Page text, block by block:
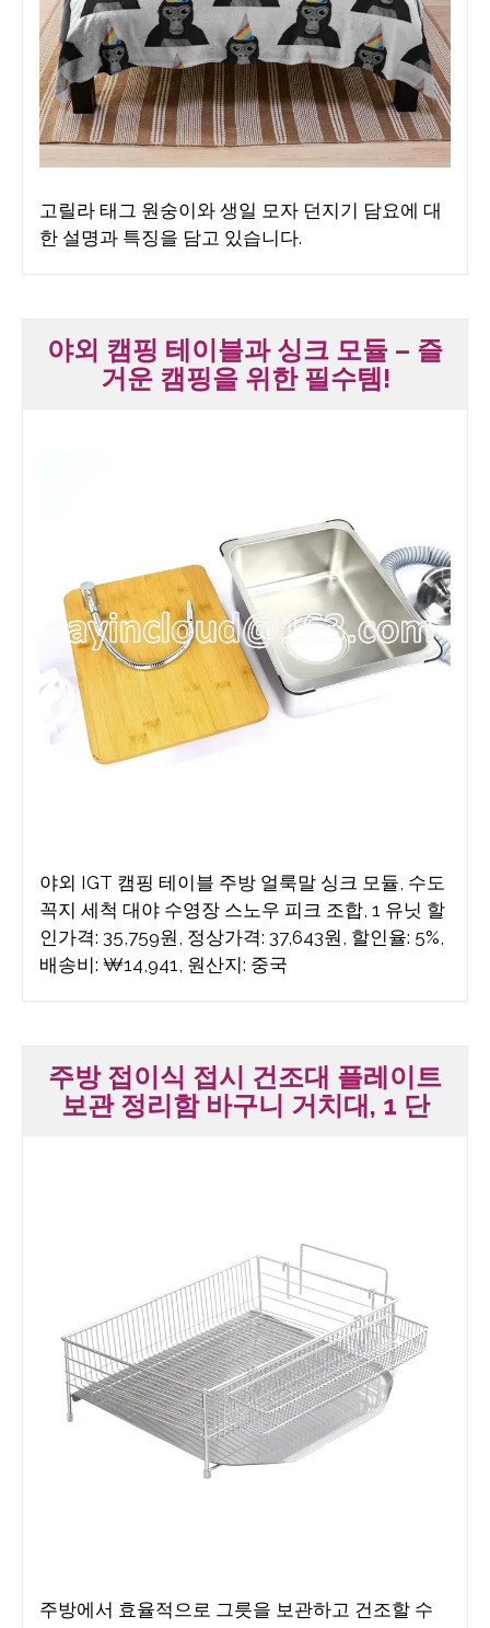
고릴라 태그 원숭이와 생일 모자 던지기 담요에 대
한 설명과 특징을 담고 있습니다.
야외 캠핑 테이블과 싱크 모듈 – 즐
거운 캠핑을 위한 필수템!
야외 IGT 캠핑 테이블 주방 얼룩말 싱크 모듈, 수도
꼭지 세척 대야 수영장 스노우 피크 조합, 1 유닛 할
인가격: 35,759원, 정상가격: 37,643원, 할인율: 5%,
배송비: ₩14,941, 원산지: 중국
주방 접이식 접시 건조대 플레이트
보관 정리함 바구니 거치대, 1 단
주방에서 효율적으로 그릇을 보관하고 건조할 수